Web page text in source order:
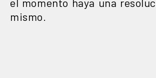
mismo.